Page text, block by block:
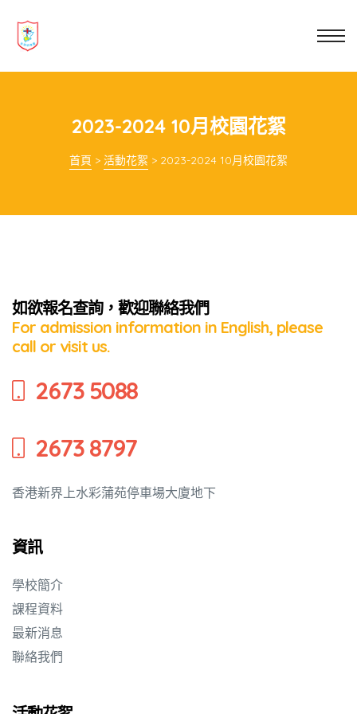
2023-2024 10月校園花絮
首頁 > 活動花絮 > 2023-2024 10月校園花絮
如欲報名查詢，歡迎聯絡我們
For admission information in English, please
call or visit us.
2673 5088
2673 8797
香港新界上水彩蒲苑停車場大廈地下
資訊
學校簡介
課程資料
最新消息
聯絡我們
教育